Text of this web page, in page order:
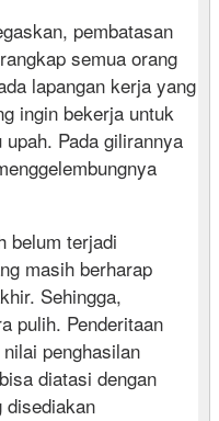
pembatasan
semua orang
lapangan kerja yang
ingin bekerja untuk
Pada gilirannya
belum terjadi
masih berharap
Sehingga,
pulih. Penderitaan
penghasilan
diatasi dengan
disediakan